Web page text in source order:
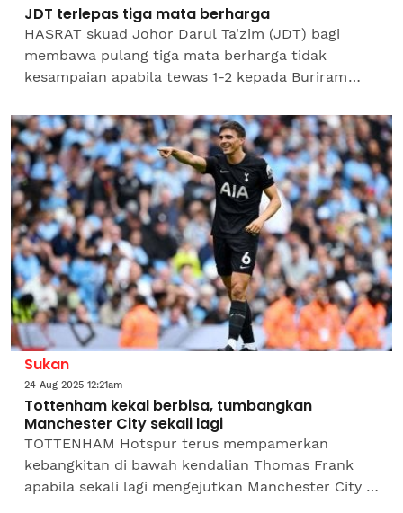
JDT terlepas tiga mata berharga
HASRAT skuad Johor Darul Ta'zim (JDT) bagi
membawa pulang tiga mata berharga tidak
kesampaian apabila tewas 1-2 kepada Buriram
Juara Asia Elite...
Sukan
24 Aug 2025 12:21am
Tottenham kekal berbisa, tumbangkan
Manchester City sekali lagi
TOTTENHAM Hotspur terus mempamerkan
kebangkitan di bawah kendalian Thomas Frank
apabila sekali lagi mengejutkan Manchester City di